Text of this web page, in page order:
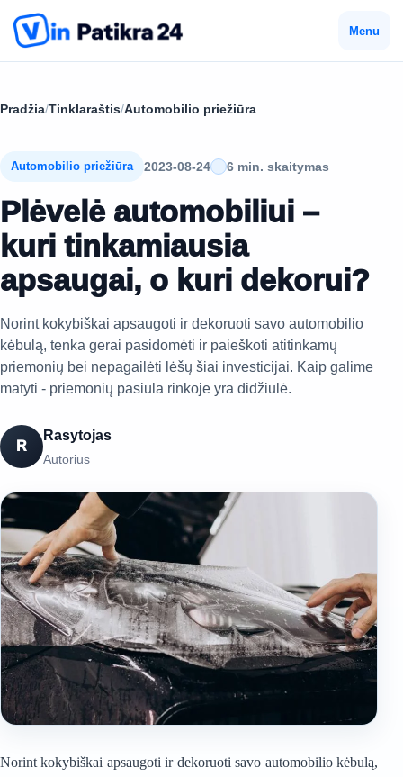
Menu
Pradžia/Tinklaraštis/Automobilio priežiūra
Automobilio priežiūra 2023-08-24 6 min. skaitymas
Plėvelė automobiliui –
kuri tinkamiausia
apsaugai, o kuri dekorui?
Norint kokybiškai apsaugoti ir dekoruoti savo automobilio
kėbulą, tenka gerai pasidomėti ir paieškoti atitinkamų
priemonių bei nepagailėti lėšų šiai investicijai. Kaip galime
matyti - priemonių pasiūla rinkoje yra didžiulė.
R
Rasytojas
Autorius
Norint kokybiškai apsaugoti ir dekoruoti savo automobilio kėbulą,